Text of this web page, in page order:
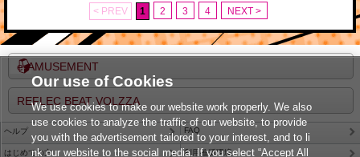
< PREV 1 2 3 4 NEXT >
e-AMUSEMENT
REFLEC BEAT VOLZZA
ヘルプ FAQ
はじめての方 利用推奨環境
Our use of Cookies
We use cookies to make our website work properly. We also
use cookies to analyze the traffic of our website, to provide
you with the advertisement tailored to your interest, and to li
nk our website to the social media. If you select “Accept All